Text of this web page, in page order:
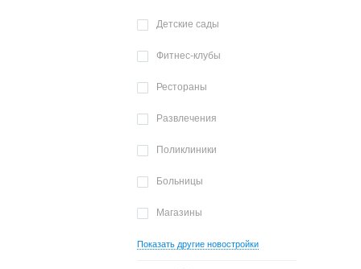
Детские сады
Фитнес-клубы
Рестораны
Развлечения
Поликлиники
Больницы
Магазины
Показать другие новостройки